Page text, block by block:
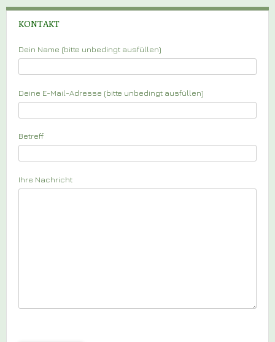
KONTAKT
Dein Name (bitte unbedingt ausfüllen)
Deine E-Mail-Adresse (bitte unbedingt ausfüllen)
Betreff
Ihre Nachricht